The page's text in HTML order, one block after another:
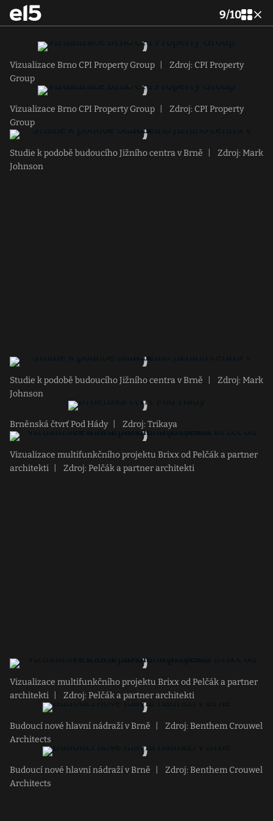
9/10
Vizualizace Brno CPI Property Group
Zdroj: CPI Property
Group
Vizualizace Brno CPI Property Group
Zdroj: CPI Property
Group
Studie k podobě budoucího Jižního centra v Brně
Zdroj: Mark
Johnson
Studie k podobě budoucího Jižního centra v Brně
Zdroj: Mark
Johnson
Brněnská čtvrť Pod Hády Zdroj: Trikaya
Vizualizace multifunkčního projektu Brixx od Pelčák a partner
architekti
Zdroj: Pelčák a partner architekti
Vizualizace multifunkčního projektu Brixx od Pelčák a partner
architekti
Zdroj: Pelčák a partner architekti
Budoucí nové hlavní nádraží v Brně
Zdroj: Benthem Crouwel
Architects
Budoucí nové hlavní nádraží v Brně
Zdroj: Benthem Crouwel
Architects